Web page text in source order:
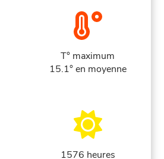
T° maximum
15.1° en moyenne
1576 heures